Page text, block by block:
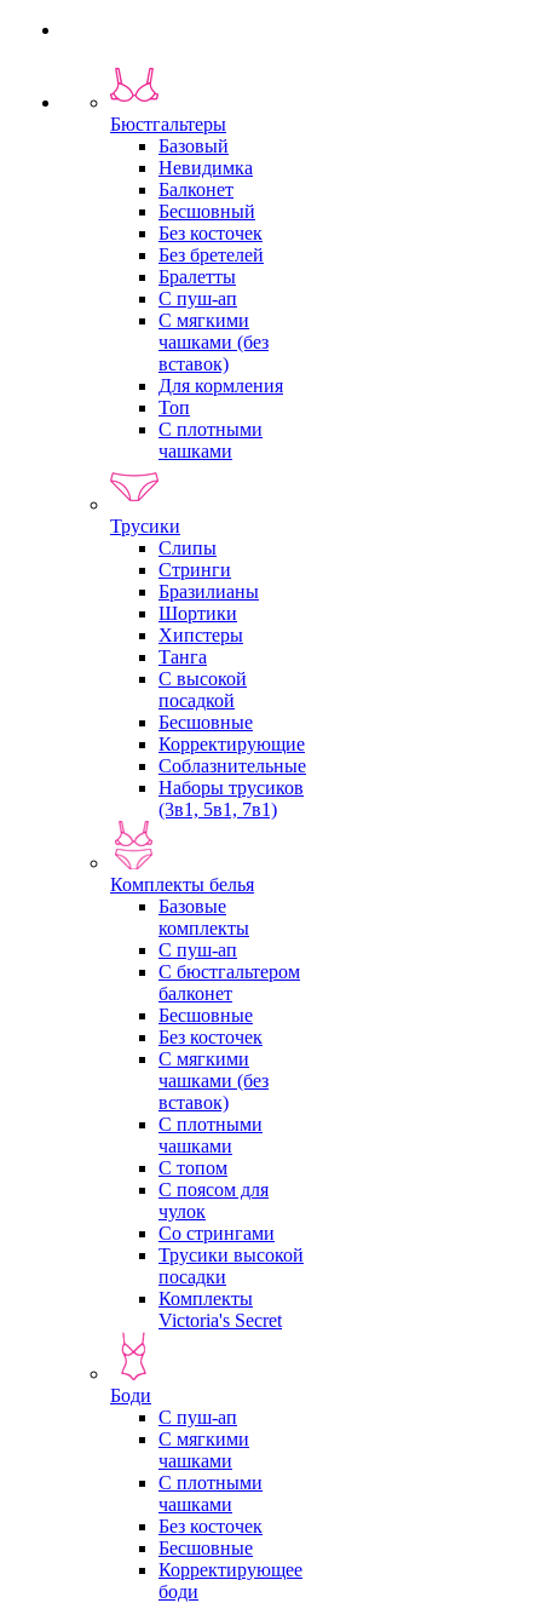
Бюстгальтеры
Базовый
Невидимка
Балконет
Бесшовный
Без косточек
Без бретелей
Бралетты
С пуш-ап
С мягкими
чашками (без
вставок)
Для кормления
Топ
С плотными
чашками
Трусики
Слипы
Стринги
Бразилианы
Шортики
Хипстеры
Танга
С высокой
посадкой
Бесшовные
Корректирующие
Соблазнительные
Наборы трусиков
(3в1, 5в1, 7в1)
Комплекты белья
Базовые
комплекты
С пуш-ап
С бюстгальтером
балконет
Бесшовные
Без косточек
С мягкими
чашками (без
вставок)
С плотными
чашками
С топом
С поясом для
чулок
Со стрингами
Трусики высокой
посадки
Комплекты
Victoria's Secret
Боди
С пуш-ап
С мягкими
чашками
С плотными
чашками
Без косточек
Бесшовные
Корректирующее
боди